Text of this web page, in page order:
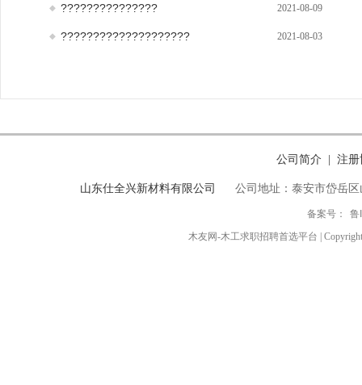
??????????????? 2021-08-09
???????????????????? 2021-08-03
公司简介 | 注册
山东仕全兴新材料有限公司 公司地址：泰安市岱岳
备案号：
鲁
木友网-木工求职招聘首选平台 |